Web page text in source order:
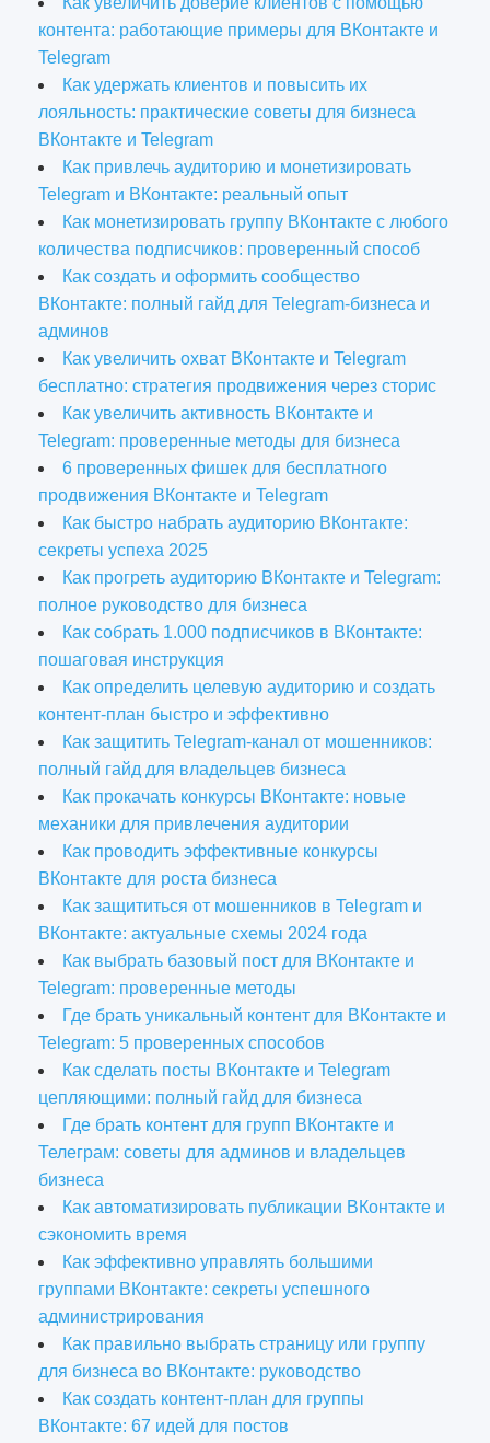
контента: работающие примеры для ВКонтакте и
Telegram
Как удержать клиентов и повысить их
лояльность: практические советы для бизнеса
ВКонтакте и Telegram
Как привлечь аудиторию и монетизировать
Telegram и ВКонтакте: реальный опыт
Как монетизировать группу ВКонтакте с любого
количества подписчиков: проверенный способ
Как создать и оформить сообщество
ВКонтакте: полный гайд для Telegram-бизнеса и
админов
Как увеличить охват ВКонтакте и Telegram
бесплатно: стратегия продвижения через сторис
Как увеличить активность ВКонтакте и
Telegram: проверенные методы для бизнеса
6 проверенных фишек для бесплатного
продвижения ВКонтакте и Telegram
Как быстро набрать аудиторию ВКонтакте:
секреты успеха 2025
Как прогреть аудиторию ВКонтакте и Telegram:
полное руководство для бизнеса
Как собрать 1.000 подписчиков в ВКонтакте:
пошаговая инструкция
Как определить целевую аудиторию и создать
контент-план быстро и эффективно
Как защитить Telegram-канал от мошенников:
полный гайд для владельцев бизнеса
Как прокачать конкурсы ВКонтакте: новые
механики для привлечения аудитории
Как проводить эффективные конкурсы
ВКонтакте для роста бизнеса
Как защититься от мошенников в Telegram и
ВКонтакте: актуальные схемы 2024 года
Как выбрать базовый пост для ВКонтакте и
Telegram: проверенные методы
Где брать уникальный контент для ВКонтакте и
Telegram: 5 проверенных способов
Как сделать посты ВКонтакте и Telegram
цепляющими: полный гайд для бизнеса
Где брать контент для групп ВКонтакте и
Телеграм: советы для админов и владельцев
бизнеса
Как автоматизировать публикации ВКонтакте и
сэкономить время
Как эффективно управлять большими
группами ВКонтакте: секреты успешного
администрирования
Как правильно выбрать страницу или группу
для бизнеса во ВКонтакте: руководство
Как создать контент-план для группы
ВКонтакте: 67 идей для постов